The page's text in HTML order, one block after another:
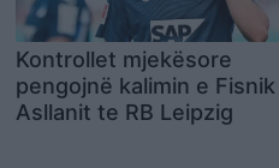
Kontrollet mjekësore
pengojnë kalimin e Fisnik
Asllanit te RB Leipzig